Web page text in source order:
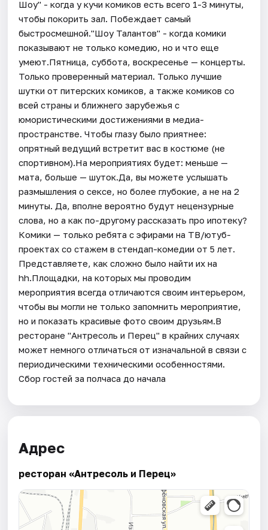
Шоу" - когда у кучи комиков есть всего 1-3 минуты,
чтобы покорить зал. Побеждает самый
быстросмешной."Шоу Талантов" - когда комики
показывают не только комедию, но и что еще
умеют.Пятница, суббота, воскресенье — концерты.
Только проверенный материал. Только лучшие
шутки от питерских комиков, а также комиков со
всей страны и ближнего зарубежья с
юмористическими достижениями в медиа-
пространстве. Чтобы глазу было приятнее:
опрятный ведущий встретит вас в костюме (не
спортивном).На мероприятиях будет: меньше —
мата, больше — шуток.Да, вы можете услышать
размышления о сексе, но более глубокие, а не на 2
минуты. Да, вполне вероятно будут нецензурные
слова, но а как по-другому рассказать про ипотеку?
Комики — только ребята с эфирами на ТВ/ютуб-
проектах со стажем в стендап-комедии от 5 лет.
Представляете, как сложно было найти их на
hh.Площадки, на которых мы проводим
мероприятия всегда отличаются своим интерьером,
чтобы вы могли не только запомнить мероприятие,
но и показать красивые фото своим друзьям.В
ресторане "Антресоль и Перец" в крайних случаях
может немного отличаться от изначальной в связи с
периодическими техническими особенностями.
Сбор гостей за полчаса до начала
Адрес
ресторан «Антресоль и Перец»